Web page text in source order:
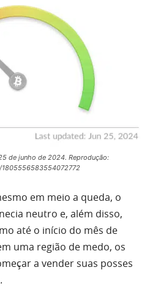
de junho de 2024. Reprodução:
em meio a queda, o
neutro e, além disso,
até o início do mês de
uma região de medo, os
a vender suas posses